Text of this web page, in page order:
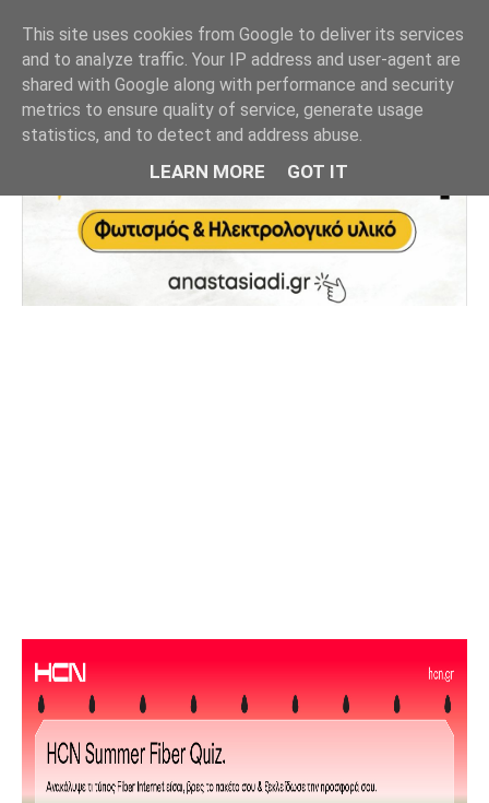
This site uses cookies from Google to deliver its services
and to analyze traffic. Your IP address and user-agent are
shared with Google along with performance and security
metrics to ensure quality of service, generate usage
statistics, and to detect and address abuse.
LEARN MORE GOT IT